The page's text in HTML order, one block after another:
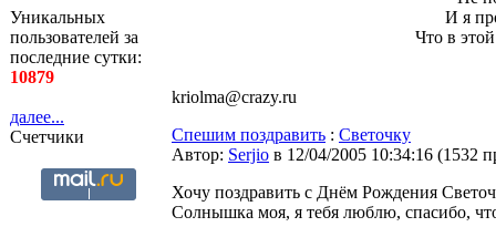
Уникальных
пользователей за
последние сутки:
10879
далее...
Счетчики
И я
Что в
kriolma@crazy.ru
Спешим поздравить : Светочку
Автор: Serjio в 12/04/2005 10:34:16 (1532
Хочу поздравить с Днём Рождения
Солнышка моя, я тебя люблю, спасибо,